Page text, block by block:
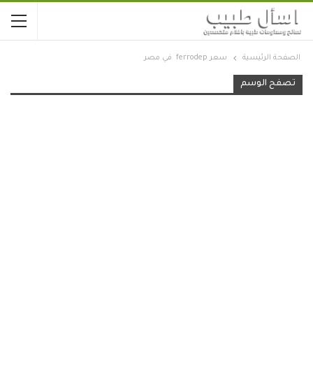
الصفحة الرئيسية سعر ferrodep في مصر
تصفح الوسم